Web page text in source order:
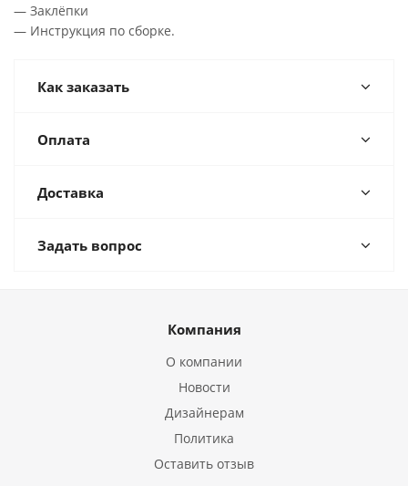
— Заклёпки
— Инструкция по сборке.
Как заказать
Оплата
Доставка
Задать вопрос
Компания
О компании
Новости
Дизайнерам
Политика
Оставить отзыв